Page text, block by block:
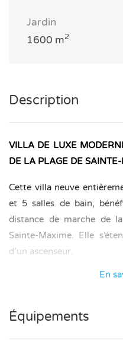
Jardin
1600 m2
Description
VILLA DE LUXE
DE LA PLAGE DE
Cette villa neuve
et 5 salles de bain,
distance de marche de
Sainte-Maxime. Elle
d’un ascenseur.
CHAMBRES ET SALLES
haut de gamme équipée
En
Équipements